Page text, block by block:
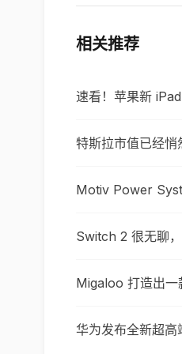
相关推荐
速看！苹果新
特斯拉市值已经悄
Motiv Power
Switch 2 很无聊
Migaloo 打造出
华为发布全新超